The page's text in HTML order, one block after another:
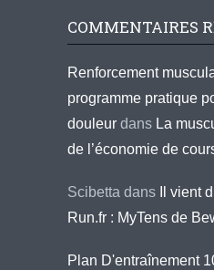
COMMENTAIRES
Renforcement
programme pratique
douleur dans La
de l’économie de
Scibetta dans
Il vient
Run.fr : MyTens de
Plan D'entraînement